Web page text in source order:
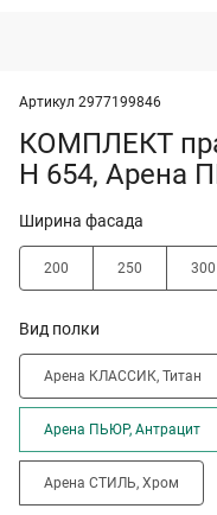
Артикул 2977199846
КОМПЛЕКТ
H 654, Арена
Ширина фасада
200 250 300
Вид полки
Арена КЛАССИК, Титан
Арена ПЬЮР, Антрацит
Арена СТИЛЬ, Хром